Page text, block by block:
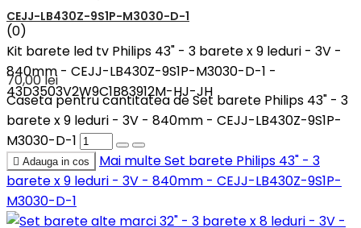
CEJJ-LB430Z-9S1P-M3030-D-1
(0)
Kit barete led tv Philips 43" - 3 barete x 9 leduri - 3V -
840mm - CEJJ-LB430Z-9S1P-M3030-D-1 -
43D3503V2W9C1B83912M-HJ-JH
70,00 lei
Caseta pentru cantitatea de Set barete Philips 43" - 3
barete x 9 leduri - 3V - 840mm - CEJJ-LB430Z-9S1P-
M3030-D-1
 Adauga in cos Mai multeSet barete Philips 43" - 3
barete x 9 leduri - 3V - 840mm - CEJJ-LB430Z-9S1P-
M3030-D-1